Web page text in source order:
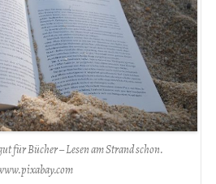
für Bücher – Lesen am Strand schon.